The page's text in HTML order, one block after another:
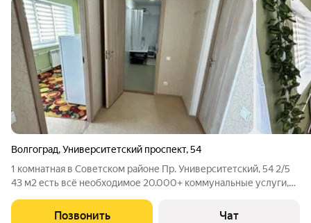
Волгоград,Университетский проспект,54
1 комнатная в Советском районе Пр. Университетский, 54 2/5
43 м2 есть всё необходимое 20.000+ коммунальные услуги,
Позвонить Чат